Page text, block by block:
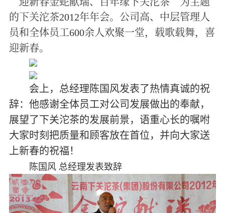
的下关沱茶2012年年会。公司高、中层管理人
员和全体员工600余人欢聚一堂，载歌载舞，喜
迎新春。
会上，总经理陈国风发表了热情真诚的祝
辞：他感谢全体员工对公司发展做出的奉献，
展望了下关沱茶的发展前景，语重心长的嘱咐
大家时刻把质量和顾客放在首位，并向大家送
上新春的祝福！
陈国风 总经理发表致辞